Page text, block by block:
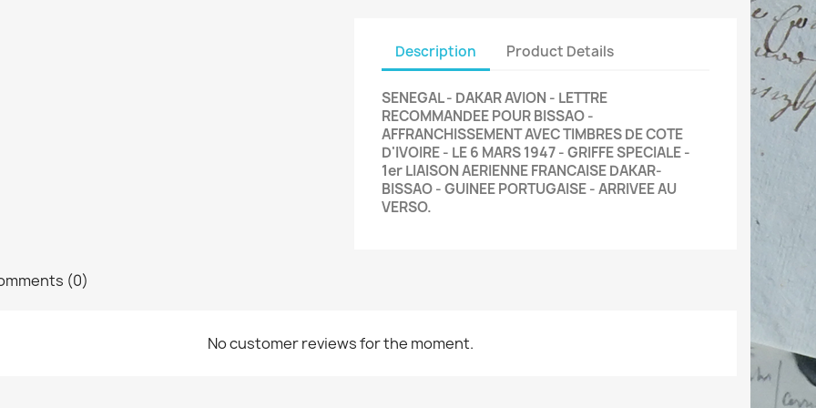
Description Product Details
SENEGAL - DAKAR AVION - LETTRE
RECOMMANDEE POUR BISSAO -
AFFRANCHISSEMENT AVEC TIMBRES DE COTE
D'IVOIRE - LE 6 MARS 1947 - GRIFFE SPECIALE -
1er LIAISON AERIENNE FRANCAISE DAKAR-
BISSAO - GUINEE PORTUGAISE - ARRIVEE AU
VERSO.
(0)
No customer reviews for the moment.